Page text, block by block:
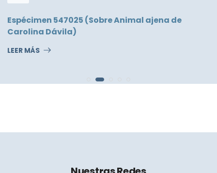
Espécimen 547025 (Sobre Animal ajena de
Carolina Dávila)
LEER MÁS